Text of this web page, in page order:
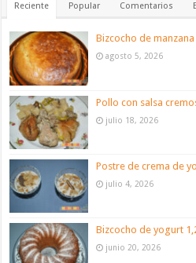
Reciente Popular Comentarios
Bizcocho de
agosto 5, 2026
Pollo con salsa
julio 18, 2026
Postre de crema de
julio 4, 2026
Bizcocho de yogurt
junio 20, 2026